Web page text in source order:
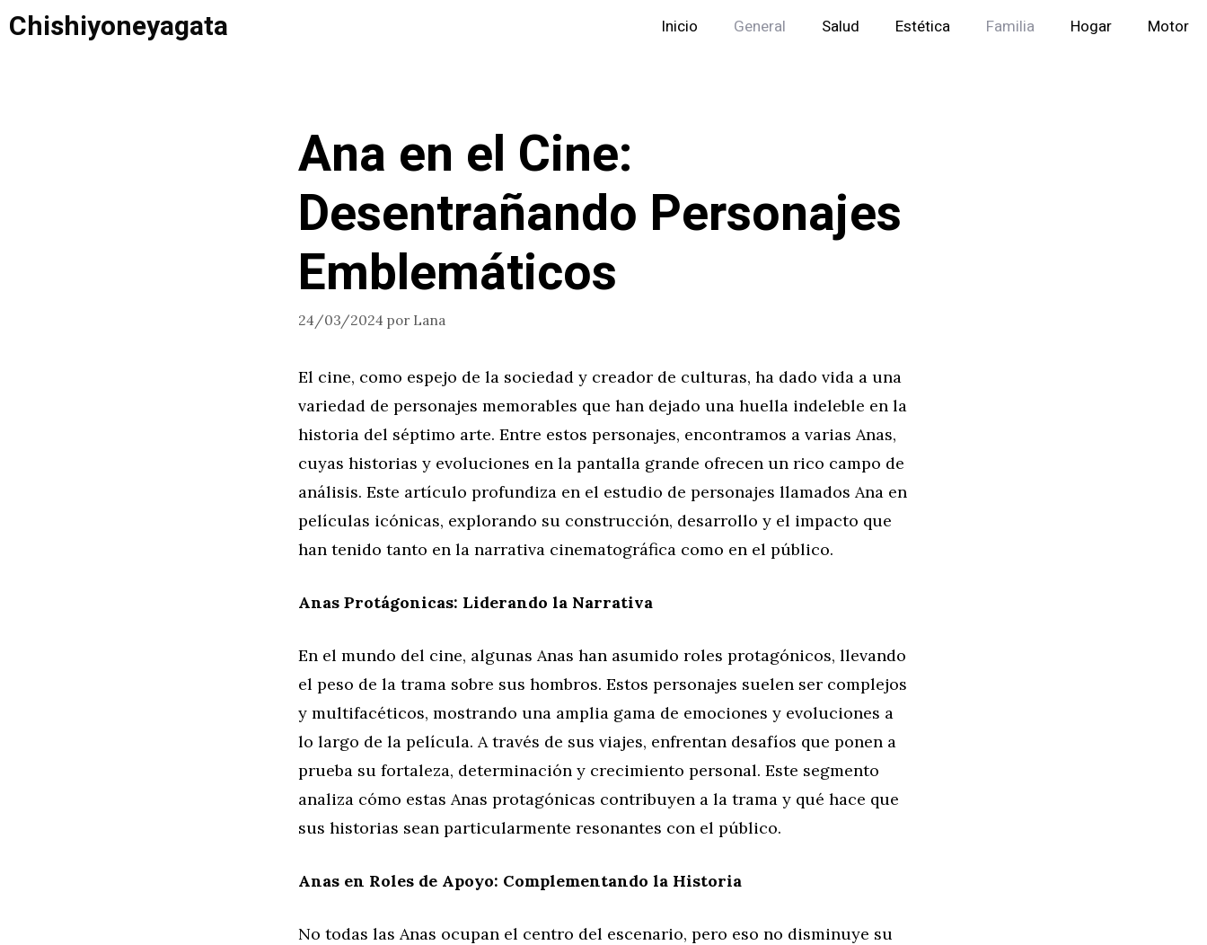
Saltar
Chishiyoneyagata Inicio General Salud Estética Familia Hogar Motor
Ana en el Cine:
Desentrañando Personajes
Emblemáticos
24/03/2024 por Lana
El cine, como espejo de la sociedad y creador de culturas, ha dado vida a una
variedad de personajes memorables que han dejado una huella indeleble en la
historia del séptimo arte. Entre estos personajes, encontramos a varias Anas,
cuyas historias y evoluciones en la pantalla grande ofrecen un rico campo de
análisis. Este artículo profundiza en el estudio de personajes llamados Ana en
películas icónicas, explorando su construcción, desarrollo y el impacto que
han tenido tanto en la narrativa cinematográfica como en el público.
Anas Protágonicas: Liderando la Narrativa
En el mundo del cine, algunas Anas han asumido roles protagónicos, llevando
el peso de la trama sobre sus hombros. Estos personajes suelen ser complejos
y multifacéticos, mostrando una amplia gama de emociones y evoluciones a
lo largo de la película. A través de sus viajes, enfrentan desafíos que ponen a
prueba su fortaleza, determinación y crecimiento personal. Este segmento
analiza cómo estas Anas protagónicas contribuyen a la trama y qué hace que
sus historias sean particularmente resonantes con el público.
Anas en Roles de Apoyo: Complementando la Historia
No todas las Anas ocupan el centro del escenario, pero eso no disminuye su